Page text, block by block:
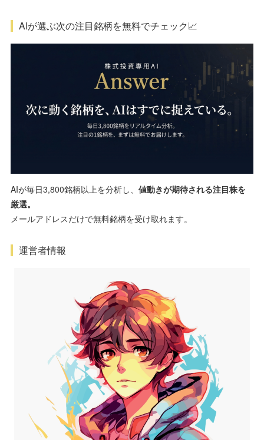
AIが選ぶ次の注目銘柄を無料でチェック📈
AIが毎日3,800銘柄以上を分析し、 値動きが期待される注目株を
厳選。
メールアドレスだけで無料銘柄を受け取れます。
運営者情報